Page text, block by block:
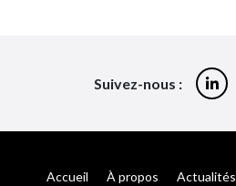
Suivez-nous :
Accueil À propos Actualités